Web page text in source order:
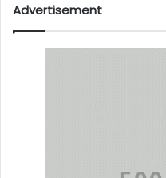
Advertisement